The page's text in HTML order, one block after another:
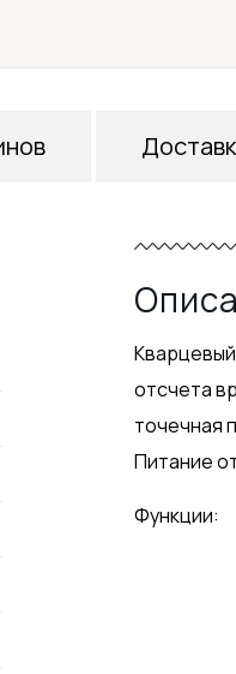
отсчета
точечная
Питание
Функции: